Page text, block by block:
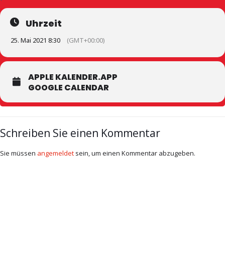
Uhrzeit
25. Mai 2021 8:30 (GMT+00:00)
APPLE KALENDER.APP
GOOGLE CALENDAR
Schreiben Sie einen Kommentar
Sie müssen angemeldet sein, um einen Kommentar abzugeben.